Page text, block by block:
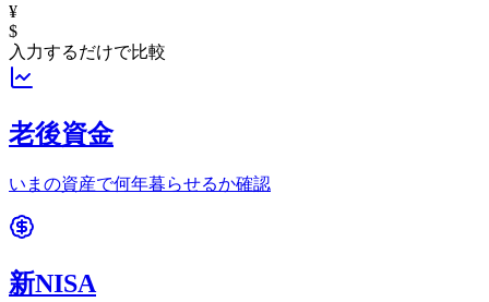
¥
$
入力するだけで比較
老後資金
いまの資産で何年暮らせるか確認
新NISA